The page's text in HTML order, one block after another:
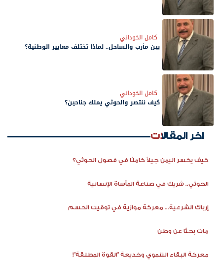
كامل الخوداني
بين مأرب والساحل.. لماذا تختلف معايير الوطنية؟
كامل الخوداني
كيف ننتصر والحوثي يملك جناحين؟
اخر المقالات
كيف يخسر اليمن جيلاً كاملًا في فصول الحوثي؟
الحوثي.. شريك في صناعة المأساة الإنسانية
إرباك الشرعية... معركة موازية في توقيت الحسم
مات بحثًا عن وطن
معركة البقاء التنموي وخديعة "القوة المطلقة"!